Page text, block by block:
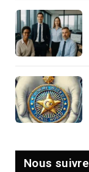
Nous suivre